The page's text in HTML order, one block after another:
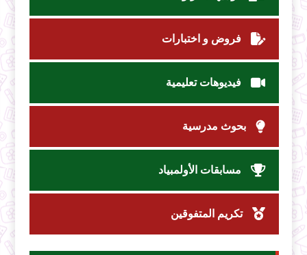
فروض و اختبارات
فيديوهات تعليمية
بحوث مدرسية
مسابقات الأولمبياد
تكريم المتفوقين